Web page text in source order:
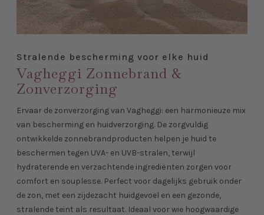
Stralende bescherming voor elke huid
Vagheggi Zonnebrand &
Zonverzorging
Ervaar de zonverzorging van Vagheggi: een harmonieuze mix
van bescherming en huidverzorging. De zorgvuldig
ontwikkelde zonnebrandproducten helpen je huid te
beschermen tegen UVA- en UVB-stralen, terwijl
hydraterende en verzachtende ingrediënten zorgen voor
comfort en souplesse. Perfect voor dagelijks gebruik onder
de zon, met een zijdezacht huidgevoel en een gezonde,
stralende teint als resultaat. Ideaal voor wie hoogwaardige